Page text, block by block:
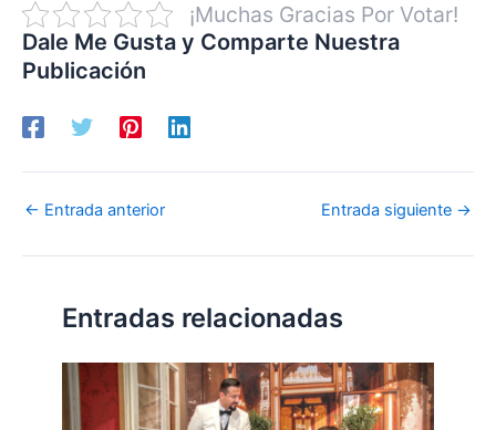
¡Muchas Gracias Por Votar!
Dale Me Gusta y Comparte Nuestra
Publicación
← Entrada anterior Entrada siguiente →
Entradas relacionadas